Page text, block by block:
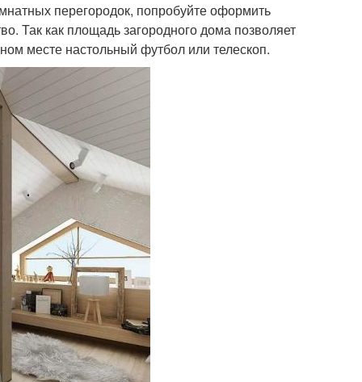
перегородок, попробуйте оформить
Так как площадь загородного дома позволяет
месте настольный футбол или телескоп.